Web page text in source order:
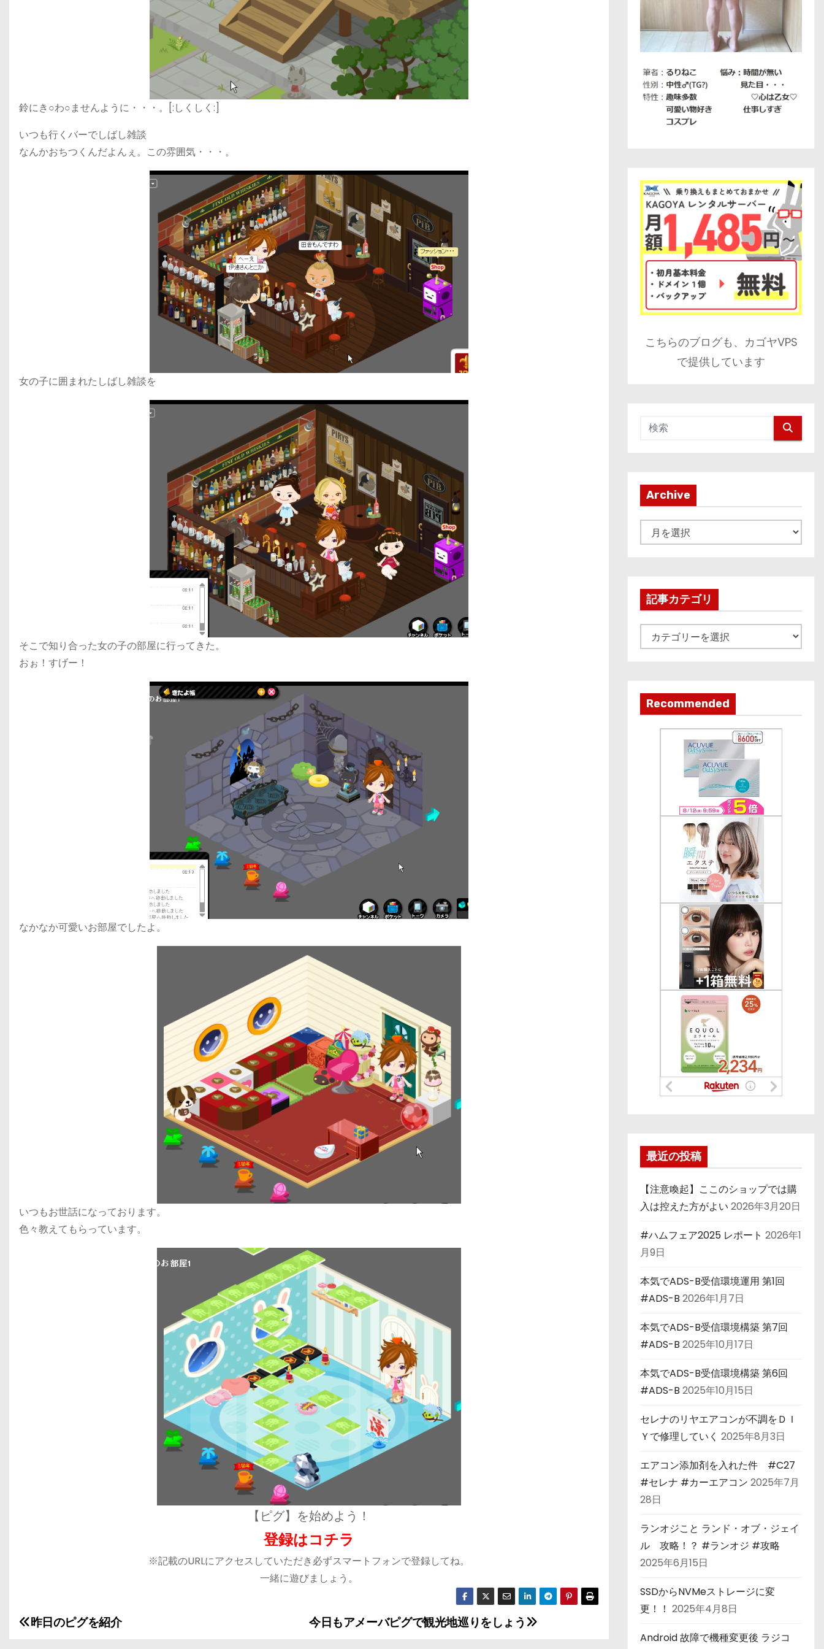
鈴にき○わ○ませんように・・・。[:しくしく:]
いつも行くバーでしばし雑談
なんかおちつくんだよんぇ。この雰囲気・・・。
女の子に囲まれたしばし雑談を
そこで知り合った女の子の部屋に行ってきた。
おぉ！すげー！
なかなか可愛いお部屋でしたよ。
いつもお世話になっております。
色々教えてもらっています。
【ピグ】を始めよう！
登録はコチラ
※記載のURLにアクセスしていただき必ずスマートフォンで登録してね。
一緒に遊びましょう。
投
今日もアメーバピグで観光地巡りをしょう
昨日のピグを紹介
こちらのブログも、カゴヤVPS
で提供しています
Archive
r
v
記事カテゴリ
事
ゴ
リ
Recommended
最近の投稿
【注意喚起】ここのショップでは購
入は控えた方がよい 2026年3月20日
#ハムフェア2025 レポート 2026年1
月9日
本気でADS-B受信環境運用 第1回
#ADS-B 2026年1月7日
本気でADS-B受信環境構築 第7回
#ADS-B 2025年10月17日
本気でADS-B受信環境構築 第6回
#ADS-B 2025年10月15日
セレナのリヤエアコンが不調をＤＩ
Ｙで修理していく 2025年8月3日
エアコン添加剤を入れた件 #C27
#セレナ #カーエアコン 2025年7月
28日
ランオジこと ランド・オブ・ジェイ
ル 攻略！？ #ランオジ #攻略
2025年6月15日
SSDからNVMeストレージに変
更！！ 2025年4月8日
Android 故障で機種変更後 ラジコ